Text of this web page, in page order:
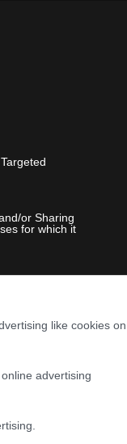
or Sharing
for which it
like cookies on
advertising